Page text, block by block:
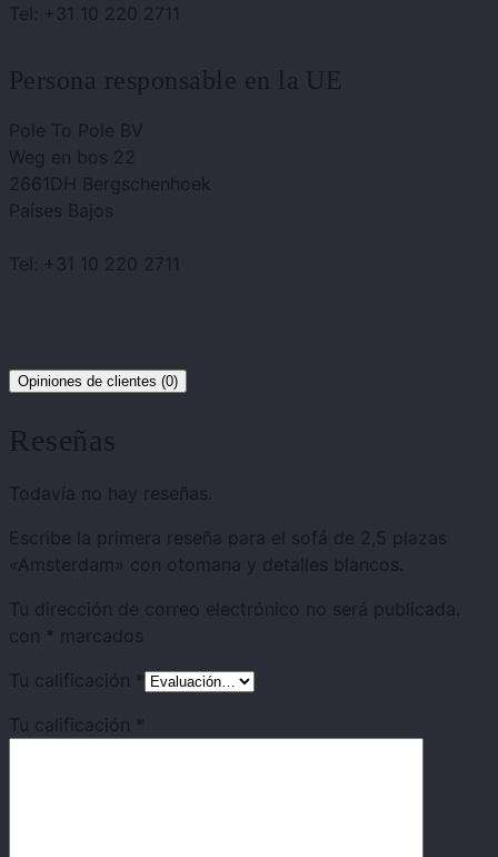
Tel: +31 10 220 2711
Persona responsable en la UE
Pole To Pole BV
Weg en bos 22
2661DH Bergschenhoek
Países Bajos
Tel: +31 10 220 2711
Opiniones de clientes (0)
Reseñas
Todavía no hay reseñas.
Escribe la primera reseña para el sofá de 2,5 plazas
«Amsterdam» con otomana y detalles blancos.
Tu dirección de correo electrónico no será publicada.
con * marcados
Tu calificación *
Tu calificación *